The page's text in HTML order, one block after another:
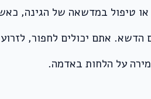
או טיפול במדשאה של הגינה,
הדשא. אתם יכולים לחפור,
על הלחות באדמה.